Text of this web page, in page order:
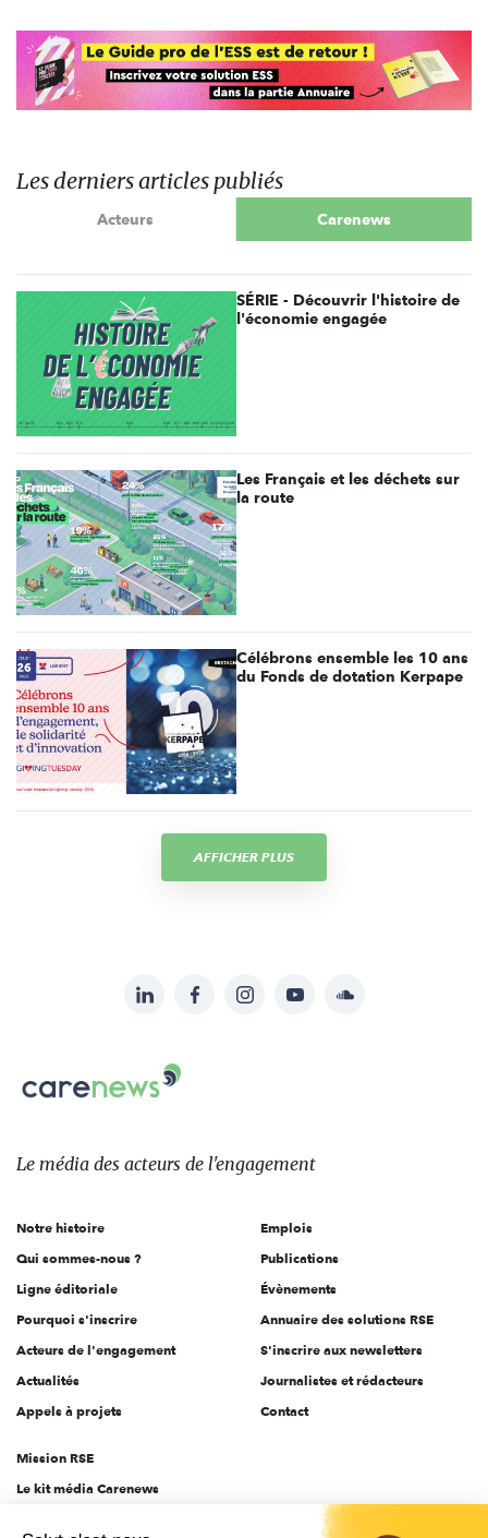
Les derniers articles publiés
Acteurs Carenews
SÉRIE - Découvrir l'histoire de
l'économie engagée
Les Français et les déchets sur
la route
Célébrons ensemble les 10 ans
du Fonds de dotation Kerpape
AFFICHER PLUS
sur:
LinkedInFacebookInstagramYouTubeSoundcloud
Carenews,
Le
des
l'engagement
Le média des acteurs de l'engagement
Notre histoire
Qui sommes-nous ?
Ligne éditoriale
Pourquoi s'inscrire
Acteurs de l'engagement
Actualités
Appels à projets
Emplois
Publications
Évènements
Annuaire des solutions RSE
S'inscrire aux newsletters
Journalistes et rédacteurs
Contact
Mission RSE
Le kit média Carenews